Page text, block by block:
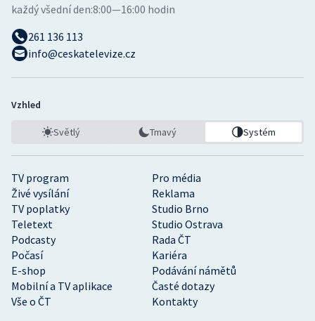
TV program
Pro média
Živé vysílání
Reklama
TV poplatky
Studio Brno
Teletext
Studio Ostrava
Podcasty
Rada ČT
Počasí
Kariéra
E-shop
Podávání námětů
Mobilní a TV aplikace
Časté dotazy
Vše o ČT
Kontakty
každý všední den:8:00—16:00 hodin
261 136 113
info@ceskatelevize.cz
Vzhled
Světlý Tmavý Systém